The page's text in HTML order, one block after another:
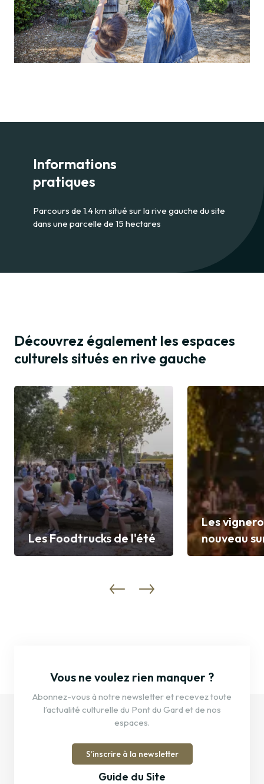
Informations
pratiques
Parcours de 1.4 km situé sur la rive gauche du site
dans une parcelle de 15 hectares
Découvrez également les espaces
culturels situés en rive gauche
Les Foodtrucks de l'été
Découvrir
Les
nouveau
Découvrir
Vous ne voulez rien manquer ?
Abonnez-vous à notre newsletter et recevez toute
l’actualité culturelle du Pont du Gard et de nos
espaces.
S’inscrire à la newsletter
Guide du Site